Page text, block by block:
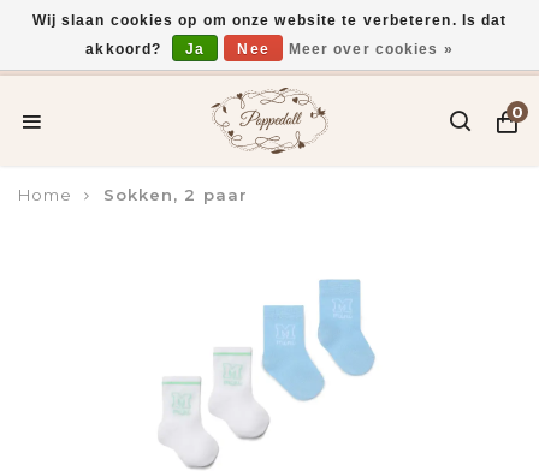
Voor 15:00 uur besteld, vandaag verzonden*
0
Home Sokken, 2 paar
Wij slaan cookies op om onze website te verbeteren. Is dat
akkoord?
Ja Nee Meer over cookies »